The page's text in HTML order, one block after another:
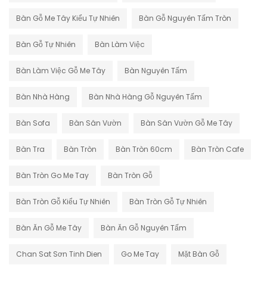
Bàn Gỗ Me Tây Kiểu Tự Nhiên Bàn Gỗ Nguyên Tấm Tròn
Bàn Gỗ Tự Nhiên Bàn Làm Việc
Bàn Làm Việc Gỗ Me Tây Bàn Nguyên Tấm
Bàn Nhà Hàng Bàn Nhà Hàng Gỗ Nguyên Tấm
Bàn Sofa Bàn Sân Vườn Bàn Sân Vườn Gỗ Me Tây
Bàn Tra Bàn Tròn Bàn Tròn 60cm Bàn Tròn Cafe
Bàn Tròn Go Me Tay Bàn Tròn Gỗ
Bàn Tròn Gỗ Kiểu Tự Nhiên Bàn Tròn Gỗ Tự Nhiên
Bàn Ăn Gỗ Me Tây Bàn Ăn Gỗ Nguyên Tấm
Chan Sat Sơn Tinh Dien Go Me Tay Mặt Bàn Gỗ